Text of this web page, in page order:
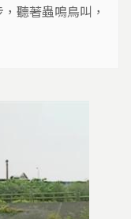
聽著蟲鳴鳥叫，
，現在卻逐漸消
溪正面臨這種危